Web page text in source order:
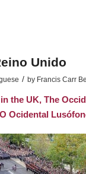
Unido
/ by Francis Carr
the UK, The
O Ocidental